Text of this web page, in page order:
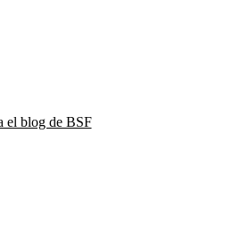
el blog de BSF